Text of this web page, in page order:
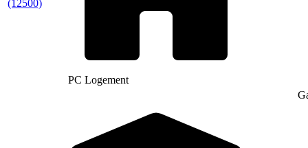
(12500)
PC Logement